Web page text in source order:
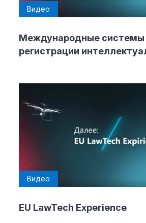
Видео
Международные системы
регистрации
Видео
EU LawTech Experience